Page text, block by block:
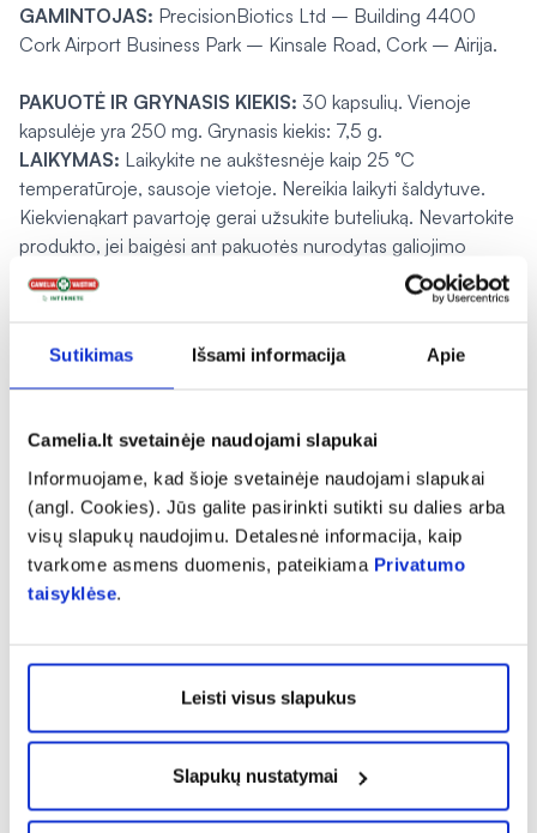
Sutikimas Išsami informacija Apie
Camelia.lt svetainėje naudojami slapukai
Informuojame, kad šioje svetainėje naudojami slapukai
(angl. Cookies). Jūs galite pasirinkti sutikti su dalies arba
visų slapukų naudojimu. Detalesnė informacija, kaip
tvarkome asmens duomenis, pateikiama Privatumo
taisyklėse.
Leisti visus slapukus
Slapukų nustatymai
GAMINTOJAS: PrecisionBiotics Ltd – Building 4400
Cork Airport Business Park – Kinsale Road, Cork – Airija.
PAKUOTĖ IR GRYNASIS KIEKIS: 30 kapsulių. Vienoje
kapsulėje yra 250 mg. Grynasis kiekis: 7,5 g.
LAIKYMAS: Laikykite ne aukštesnėje kaip 25 °C
temperatūroje, sausoje vietoje. Nereikia laikyti šaldytuve.
Kiekvienąkart pavartoję gerai užsukite buteliuką. Nevartokite
produkto, jei baigėsi ant pakuotės nurodytas galiojimo
laikas. Produktą galima vartoti iki galiojimo laiko pabaigos, jei
jo pakuotė nepažeista ir jis tinkamai laikoma s. Pakuotės
Naujausia vartojimo instrukcijos peržiūros data: rev. 1 iš
2019-09.
Pranešti apie klaidą prekės aprašyme
Charakteristika
Vartojimas expand_more
Atsiliepimai (3) expand_more